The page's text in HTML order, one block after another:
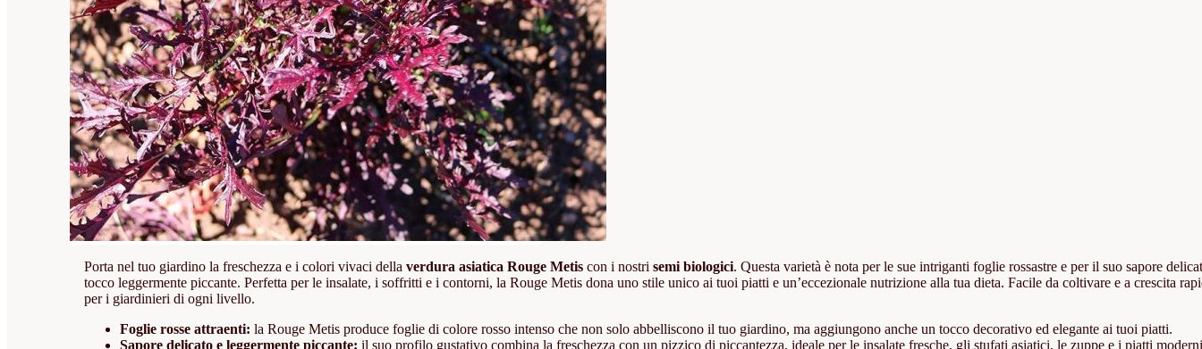
Porta nel tuo giardino la freschezza e i colori vivaci dellaverdura asiatica Rouge Metis con i nostrisemi biologici. Questa varietà è nota per le sue intriganti foglie rossastre e per il suo sapore
tocco leggermente piccante. Perfetta per le insalate, i soffritti e i contorni, la Rouge Metis dona uno stile unico ai tuoi piatti e un’eccezionale nutrizione alla tua dieta. Facile da coltivare e a crescita
per i giardinieri di ogni livello.
Foglie rosse attraenti: la Rouge Metis produce foglie di colore rosso intenso che non solo abbelliscono il tuo giardino, ma aggiungono anche un tocco decorativo ed elegante ai tuoi piatti.
Sapore delicato e leggermente piccante: il suo profilo gustativo combina la freschezza con un pizzico di piccantezza, ideale per le insalate fresche, gli stufati asiatici, le zuppe e i piatti